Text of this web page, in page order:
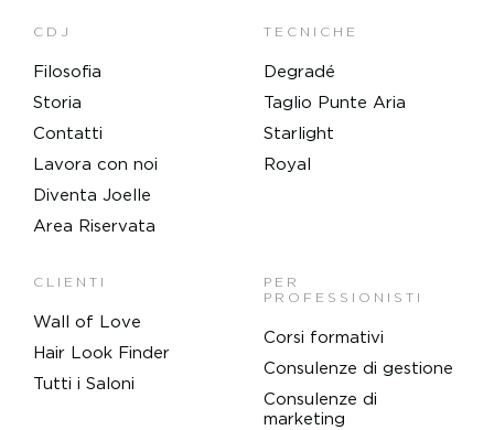
CDJ
Filosofia
Storia
Contatti
Lavora con noi
Diventa Joelle
Area Riservata
TECNICHE
Degradé
Taglio Punte Aria
Starlight
Royal
CLIENTI
Wall of Love
Hair Look Finder
Tutti i Saloni
PER
PROFESSIONISTI
Corsi formativi
Consulenze di gestione
Consulenze di
marketing